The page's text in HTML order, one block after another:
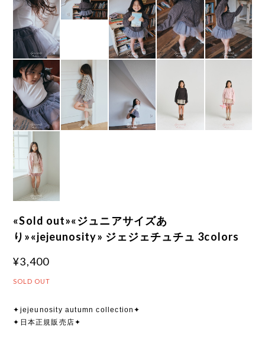
«Sold out»«ジュニアサイズあ
り»«jejeunosity» ジェジェチュチュ 3colors
¥3,400
SOLD OUT
✦jejeunosity autumn collection✦
✦日本正規販売店✦